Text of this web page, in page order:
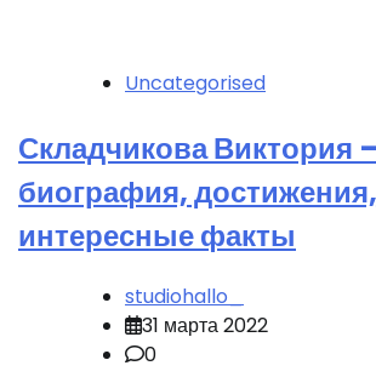
Uncategorised
Складчикова Виктория
биография, достижения,
интересные факты
studiohallo_
31 марта 2022
0